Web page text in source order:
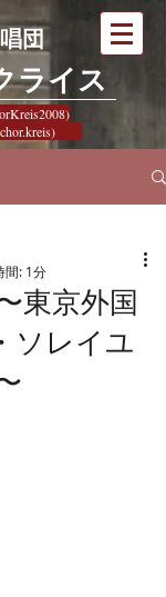
団
ライス
(chor.kreis)
東京外国
ソレイユ
間: 1分